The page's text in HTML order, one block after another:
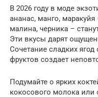
В 2026 году в моде
ананас, манго,
малина, черника –
Эти вкусы дарят
Сочетание сладких
фруктов создает
Подумайте о ярких
кокосового молока или